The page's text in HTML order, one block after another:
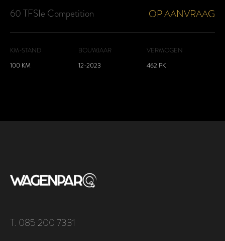
60 TFSIe Competition OP AANVRAAG
KM-STAND
100 KM
BOUWJAAR
12-2023
VERMOGEN
462 PK
T. 085 200 7331